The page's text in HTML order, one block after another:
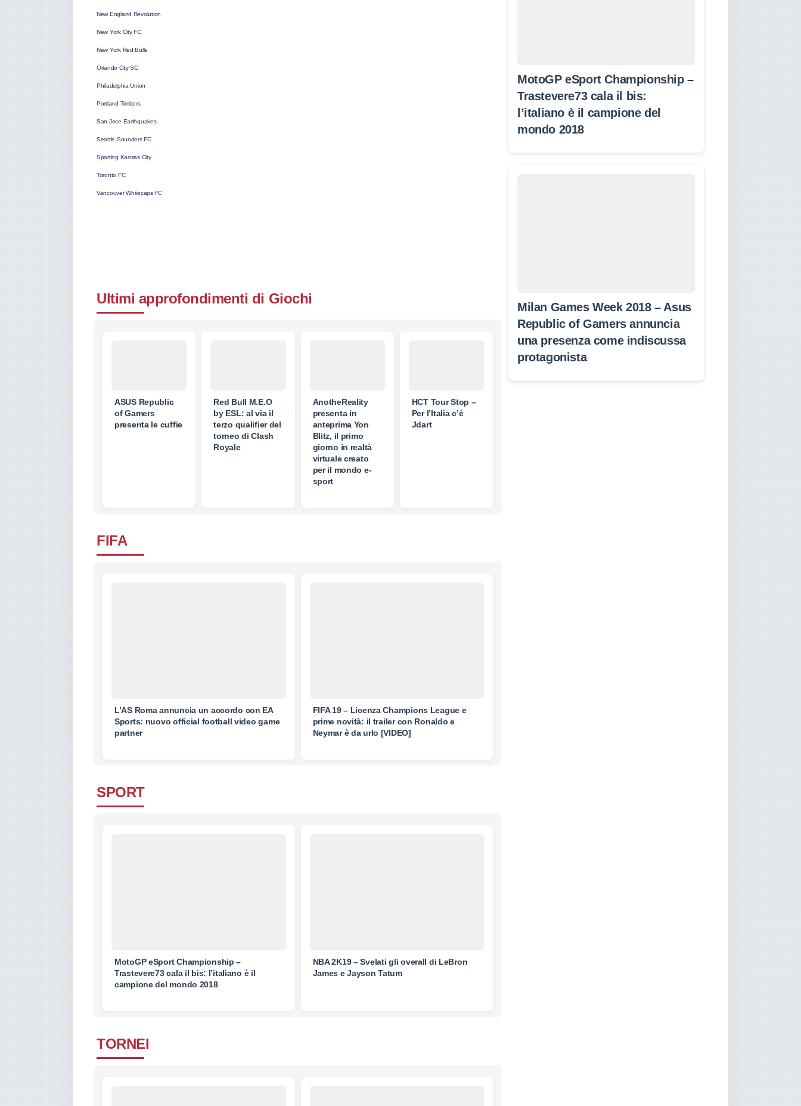
New England Revolution
New York City FC
New York Red Bulls
Orlando City SC
Philadelphia Union
Portland Timbers
San Jose Earthquakes
Seattle Sounders FC
Sporting Kansas City
Toronto FC
Vancouver Whitecaps FC
Ultimi approfondimenti di Giochi
ASUS Republic
of Gamers
presenta le cuffie
Red Bull M.E.O
by ESL: al via il
terzo qualifier del
torneo di Clash
Royale
AnotheReality
presenta in
anteprima Yon
Blitz, il primo
giorno in realtà
virtuale creato
per il mondo e-
sport
HCT Tour Stop –
Per l’Italia c’è
Jdart
FIFA
L’AS Roma annuncia un accordo con EA
Sports: nuovo official football video game
partner
FIFA 19 – Licenza Champions League e
prime novità: il trailer con Ronaldo e
Neymar è da urlo [VIDEO]
SPORT
MotoGP eSport Championship –
Trastevere73 cala il bis: l’italiano è il
campione del mondo 2018
NBA 2K19 – Svelati gli overall di LeBron
James e Jayson Tatum
TORNEI
MotoGP eSport Championship –
Trastevere73 cala il bis:
l’italiano è il campione del
mondo 2018
Milan Games Week 2018 – Asus
Republic of Gamers annuncia
una presenza come indiscussa
protagonista